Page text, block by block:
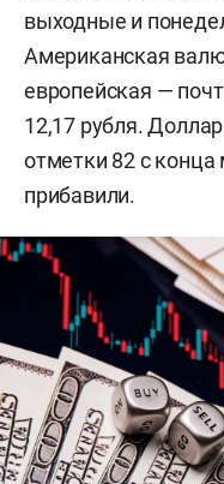
выходные и
Американская
европейская —
12,17 рубля.
отметки 82 с
прибавили.